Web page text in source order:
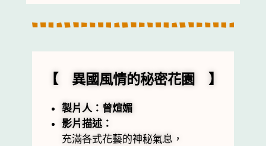
【 異國風情的秘密花園 】
製片人：曾煊媚
影片描述：
充滿各式花藝的神秘氣息，